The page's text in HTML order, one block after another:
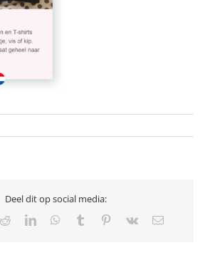
Deel dit op social media:
RedditLinkedInWhatsApp
Tumblr Pinterest
Vk
E-